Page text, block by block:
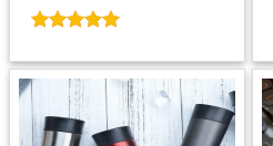
out of 5